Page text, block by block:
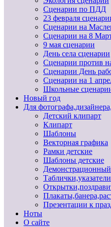
Сценарии по ПДД
23 февраля
Сценарии на
Сценарии на 8
9 мая сценарии
День села сценарии
Сценарии против
Сценарии День
Сценарии на 1
Школьные
Новый год
Для
Детский клипарт
Клипарт
Шаблоны
Векторная графика
Рамки детские
Шаблоны детские
Таблички,указатели
Презентации к
Ноты
О сайте